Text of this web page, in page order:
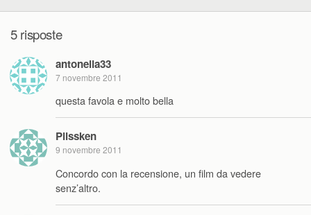
5 risposte
antonella33
7 novembre 2011
questa favola e molto bella
Plissken
9 novembre 2011
Concordo con la recensione, un film da vedere
senz’altro.